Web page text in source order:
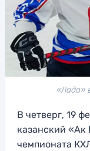
«Лада»
В четверг, 19
казанский «Ак
чемпионата